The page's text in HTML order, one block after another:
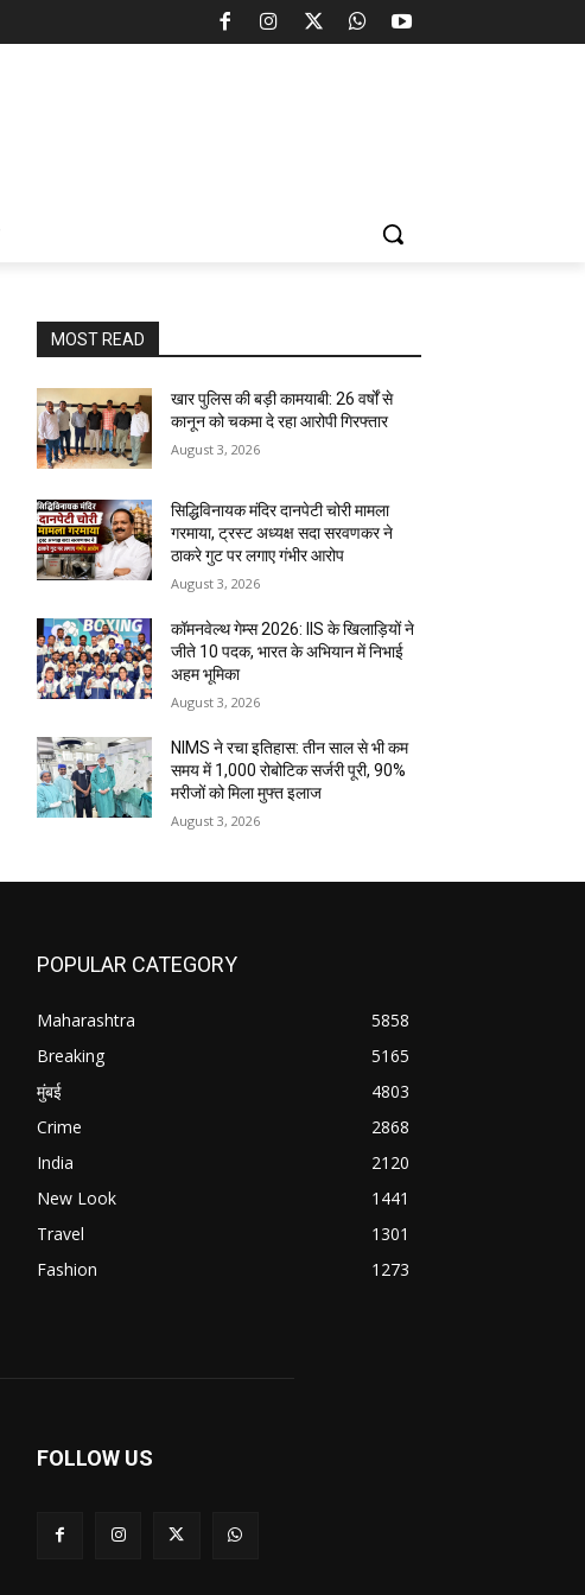
MOST READ
खार पुलिस की बड़ी कामयाबी: 26 वर्षों से
कानून को चकमा दे रहा आरोपी गिरफ्तार
August 3, 2026
सिद्धिविनायक मंदिर दानपेटी चोरी मामला
गरमाया, ट्रस्ट अध्यक्ष सदा सरवणकर ने
ठाकरे गुट पर लगाए गंभीर आरोप
August 3, 2026
कॉमनवेल्थ गेम्स 2026: IIS के खिलाड़ियों ने
जीते 10 पदक, भारत के अभियान में निभाई
अहम भूमिका
August 3, 2026
NIMS ने रचा इतिहास: तीन साल से भी कम
समय में 1,000 रोबोटिक सर्जरी पूरी, 90%
मरीजों को मिला मुफ्त इलाज
August 3, 2026
POPULAR CATEGORY
Maharashtra
5858
Breaking
5165
मुंबई
4803
Crime
2868
India
2120
New Look
1441
Travel
1301
Fashion
1273
FOLLOW US